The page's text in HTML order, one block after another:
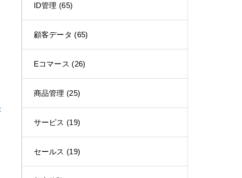
ID管理 (65)
顧客データ (65)
Eコマース (26)
商品管理 (25)
サービス (19)
セールス (19)